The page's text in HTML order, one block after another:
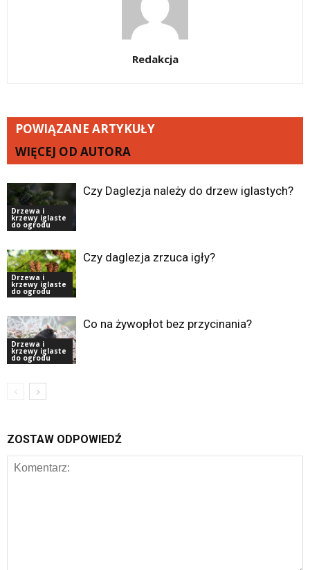
Redakcja
POWIĄZANE ARTYKUŁY
WIĘCEJ OD AUTORA
Drzewa i
krzewy iglaste
do ogrodu
Czy Daglezja należy do drzew iglastych?
Drzewa i
krzewy iglaste
do ogrodu
Czy daglezja zrzuca igły?
Drzewa i
krzewy iglaste
do ogrodu
Co na żywopłot bez przycinania?
ZOSTAW ODPOWIEDŹ